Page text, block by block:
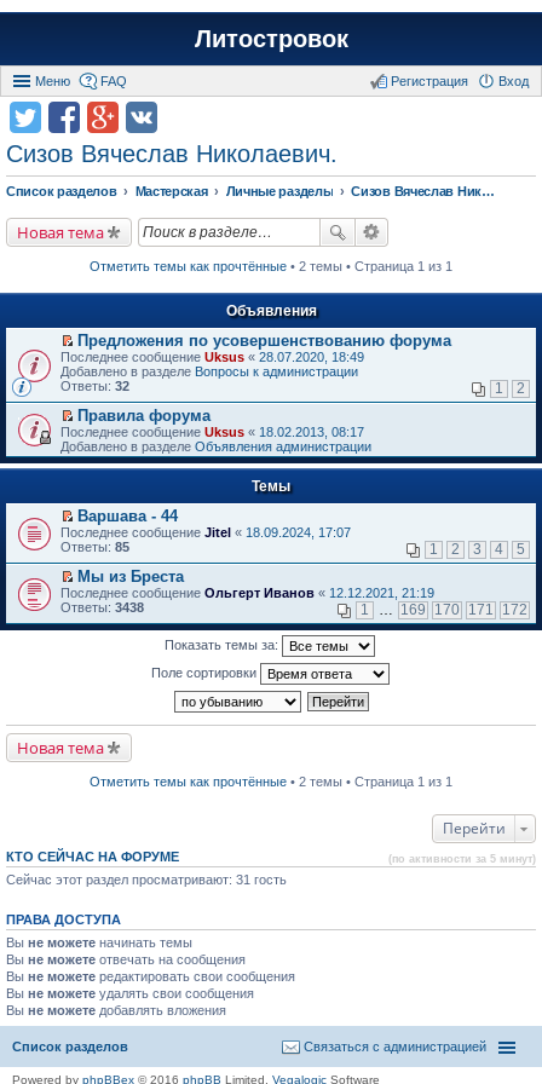
Литостровок
Меню FAQ Вход
Регистрация
Сизов Вячеслав Николаевич.
Список разделов Мастерская Личные разделы Сизов Вячеслав Николаевич.
Новая тема
Отметить темы как прочтённые • 2 темы • Страница 1 из 1
Объявления
П
е
р
й
т
и
к
п
в
о
м
у
н
е
п
р
о
о
м
у
н
и
Предложения по усовершенствованию форума
Последнее сообщение Uksus « 28.07.2020, 18:49
Добавлено в разделе Вопросы к администрации
Ответы: 32 1 2
П
е
р
е
т
и
к
п
р
в
о
м
у
и
т
а
с
о
о
е
и
ю
Правила форума
Последнее сообщение Uksus « 18.02.2013, 08:17
Добавлено в разделе Объявления администрации
Темы
П
е
е
й
т
и
к
у
н
е
а
н
м
у
с
о
о
б
щ
и
ю
Варшава - 44
Последнее сообщение Jitel « 18.09.2024, 17:07
Ответы: 85 1 2 3 4 5
П
е
е
р
в
о
р
о
ч
а
н
н
о
м
у
с
о
б
щ
Мы из Бреста
Последнее сообщение Ольгерт Иванов « 12.12.2021, 21:19
Ответы: 3438 1 … 169 170 171 172
Показать темы за:
Поле сортировки
Новая тема
Отметить темы как прочтённые • 2 темы • Страница 1 из 1
Перейти
КТО СЕЙЧАС НА ФОРУМЕ (по активности за 5 минут)
Сейчас этот раздел просматривают: 31 гость
ПРАВА ДОСТУПА
Вы не можете начинать темы
Вы не можете отвечать на сообщения
Вы не можете редактировать свои сообщения
Вы не можете удалять свои сообщения
Вы не можете добавлять вложения
Список разделов Связаться с администрацией
Powered by phpBBex © 2016 phpBB Limited, Vegalogic Software